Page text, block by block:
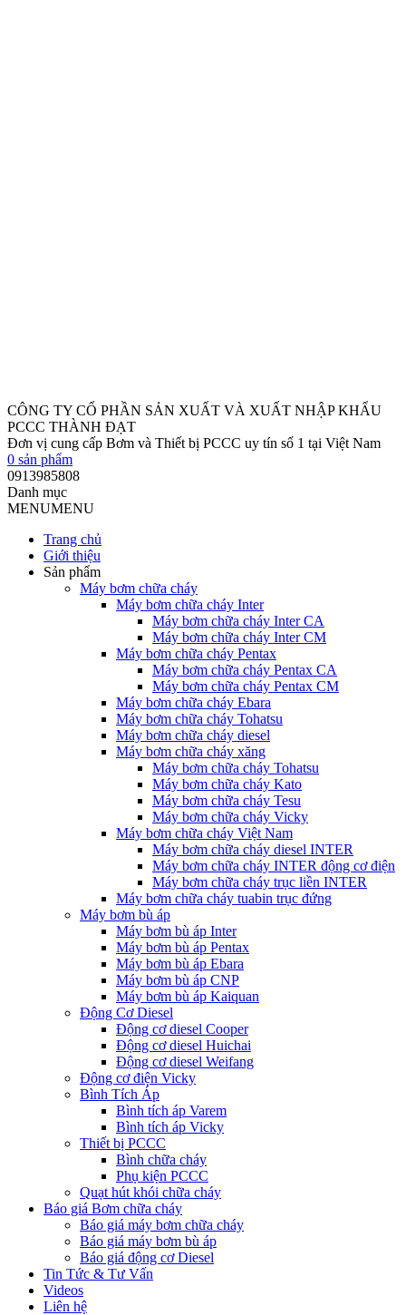
CÔNG TY CỔ PHẦN SẢN XUẤT VÀ XUẤT NHẬP KHẨU
PCCC THÀNH ĐẠT
Đơn vị cung cấp Bơm và Thiết bị PCCC uy tín số 1 tại Việt Nam
0 sản phẩm
0913985808
Danh mục
MENUMENU
Trang chủ
Giới thiệu
Sản phẩm
Máy bơm chữa cháy
Máy bơm chữa cháy Inter
Máy bơm chữa cháy Inter CA
Máy bơm chữa cháy Inter CM
Máy bơm chữa cháy Pentax
Máy bơm chữa cháy Pentax CA
Máy bơm chữa cháy Pentax CM
Máy bơm chữa cháy Ebara
Máy bơm chữa cháy Tohatsu
Máy bơm chữa cháy diesel
Máy bơm chữa cháy xăng
Máy bơm chữa cháy Tohatsu
Máy bơm chữa cháy Kato
Máy bơm chữa cháy Tesu
Máy bơm chữa cháy Vicky
Máy bơm chữa cháy Việt Nam
Máy bơm chữa cháy diesel INTER
Máy bơm chữa cháy INTER động cơ điện
Máy bơm chữa cháy trục liền INTER
Máy bơm chữa cháy tuabin trục đứng
Máy bơm bù áp
Máy bơm bù áp Inter
Máy bơm bù áp Pentax
Máy bơm bù áp Ebara
Máy bơm bù áp CNP
Máy bơm bù áp Kaiquan
Động Cơ Diesel
Động cơ diesel Cooper
Động cơ diesel Huichai
Động cơ diesel Weifang
Động cơ điện Vicky
Bình Tích Áp
Bình tích áp Varem
Bình tích áp Vicky
Thiết bị PCCC
Bình chữa cháy
Phụ kiện PCCC
Quạt hút khói chữa cháy
Báo giá Bơm chữa cháy
Báo giá máy bơm chữa cháy
Báo giá máy bơm bù áp
Báo giá động cơ Diesel
Tin Tức & Tư Vấn
Videos
Liên hệ